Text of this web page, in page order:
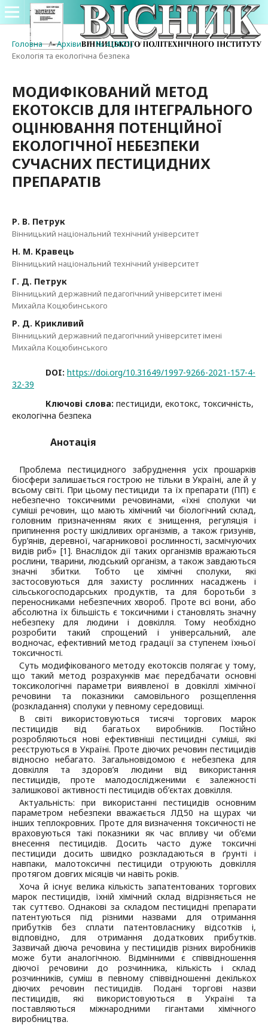
Головна / Архіви / № 4 (2021) /
Екологія та екологічна безпека
МОДИФІКОВАНИЙ МЕТОД
ЕКОТОКСІВ ДЛЯ ІНТЕГРАЛЬНОГО
ОЦІНЮВАННЯ ПОТЕНЦІЙНОЇ
ЕКОЛОГІЧНОЇ НЕБЕЗПЕКИ
СУЧАСНИХ ПЕСТИЦИДНИХ
ПРЕПАРАТІВ
Р. В. Петрук
Вінницький національний технічний університет
Н. М. Кравець
Вінницький національний технічний університет
Г. Д. Петрук
Вінницький державний педагогічний університет імені
Михайла Коцюбинського
Р. Д. Крикливий
Вінницький державний педагогічний університет імені
Михайла Коцюбинського
DOI: https://doi.org/10.31649/1997-9266-2021-157-4-
32-39
Ключові слова: пестициди, екотокс, токсичність,
екологічна безпека
Анотація
Проблема пестицидного забруднення усіх прошарків
біосфери залишається гострою не тільки в Україні, але й у
всьому світі. При цьому пестициди та їх препарати (ПП) є
небезпечно токсичними речовинами, «їхні сполуки чи
суміші речовин, що мають хімічний чи біологічний склад,
головним призначенням яких є знищення, регуляція і
припинення росту шкідливих організмів, а також гризунів,
бур’янів, деревної, чагарникової рослинності, засмічуючих
видів риб» [1]. Внаслідок дії таких організмів вражаються
рослини, тварини, людський організм, а також завдаються
значні збитки. Тобто це хімічні сполуки, які
застосовуються для захисту рослинних насаджень і
сільськогосподарських продуктів, та для боротьби з
переносниками небезпечних хвороб. Проте всі вони, або
абсолютна їх більшість є токсичними і становлять значну
небезпеку для людини і довкілля. Тому необхідно
розробити такий спрощений і універсальний, але
водночас, ефективний метод градації за ступенем їхньої
токсичності.
Суть модифікованого методу екотоксів полягає у тому,
що такий метод розрахунків має передбачати основні
токсикологічні параметри виявленої в довкіллі хімічної
речовини та показники самовільного розщеплення
(розкладання) сполуки у певному середовищі.
В світі використовуються тисячі торгових марок
пестицидів від багатьох виробників. Постійно
розробляються нові ефективніші пестицидні суміші, які
реєструються в Україні. Проте діючих речовин пестицидів
відносно небагато. Загальновідомою є небезпека для
довкілля та здоров’я людини від використання
пестицидів, проте малодослідженими є залежності
залишкової активності пестицидів об’єктах довкілля.
Актуальність: при використанні пестицидів основним
параметром небезпеки вважається ЛД50 на щурах чи
інших теплокровних. Проте для визначення токсичності не
враховуються такі показники як час впливу чи об’єми
внесення пестицидів. Досить часто дуже токсичні
пестициди досить швидко розкладаються в ґрунті і
навпаки, малотоксичні пестициди отруюють довкілля
протягом довгих місяців чи навіть років.
Хоча й існує велика кількість запатентованих торгових
марок пестицидів, їхній хімічний склад відрізняється не
так суттєво. Однакові за складом пестицидні препарати
патентуються під різними назвами для отримання
прибутків без сплати патентовласнику відсотків і,
відповідно, для отримання додаткових прибутків.
Зазвичай діюча речовина у пестицидів різних виробників
може бути аналогічною. Відмінними є співвідношення
діючої речовини до розчинника, кількість і склад
розчинників, суміш в певному співвідношенні декількох
діючих речовин пестицидів. Подані торгові назви
пестицидів, які використовуються в Україні та
поставляються міжнародними гігантами хімічного
виробництва.